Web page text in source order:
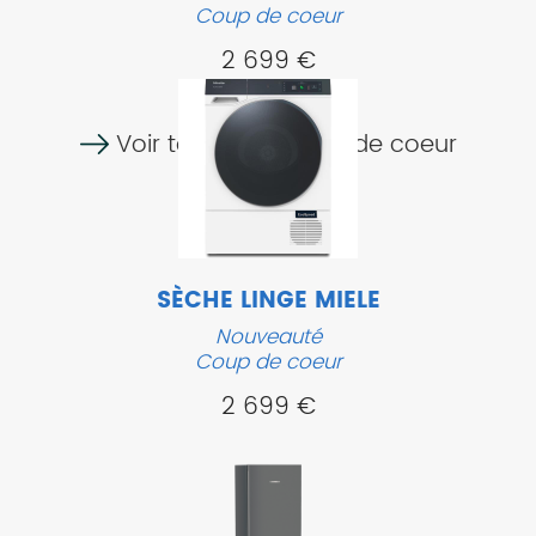
Coup de coeur
2 699 €
Voir tous nos coups de coeur
SÈCHE LINGE MIELE
Nouveauté
Coup de coeur
2 699 €